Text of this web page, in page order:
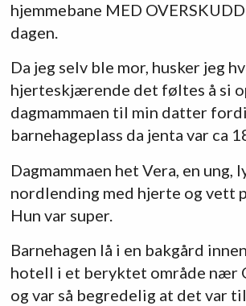
hjemmebane MED
dagen.
Da jeg selv ble mor, husker jeg
hjerteskjærende det føltes å si
dagmammaen til min datter
barnehageplass da jenta var ca
Dagmammaen het Vera, en ung,
nordlending med hjerte og vett
Hun var super.
Barnehagen lå i en bakgård
hotell i et beryktet område nær
og var så begredelig at det var